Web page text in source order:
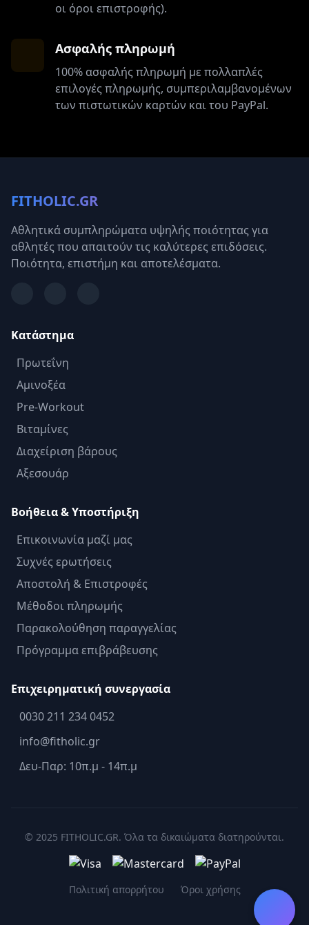
οι όροι επιστροφής).
Ασφαλής πληρωμή
100% ασφαλής πληρωμή με πολλαπλές
επιλογές πληρωμής, συμπεριλαμβανομένων
των πιστωτικών καρτών και του PayPal.
FITHOLIC.GR
Αθλητικά συμπληρώματα υψηλής ποιότητας για
αθλητές που απαιτούν τις καλύτερες επιδόσεις.
Ποιότητα, επιστήμη και αποτελέσματα.
Κατάστημα
Πρωτεΐνη
Αμινοξέα
Pre-Workout
Βιταμίνες
Διαχείριση βάρους
Αξεσουάρ
Βοήθεια & Υποστήριξη
Επικοινωνία μαζί μας
Συχνές ερωτήσεις
Αποστολή & Επιστροφές
Μέθοδοι πληρωμής
Παρακολούθηση παραγγελίας
Πρόγραμμα επιβράβευσης
Επιχειρηματική συνεργασία
0030 211 234 0452
info@fitholic.gr
Δευ-Παρ: 10π.μ - 14π.μ
© 2025 FITHOLIC.GR. Όλα τα δικαιώματα διατηρούνται.
Πολιτική απορρήτου Όροι χρήσης